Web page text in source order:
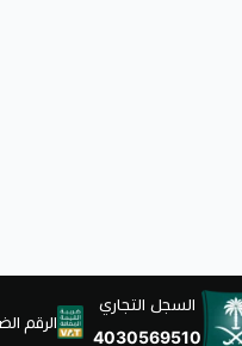
السجل التجاري
4030569510
الرقم الضريبي :